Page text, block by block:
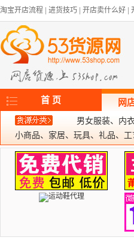
淘宝开店流程 进货技巧 开店卖什么好
首 页 网
男女服装、内
小商品、家居、玩具、礼品、工